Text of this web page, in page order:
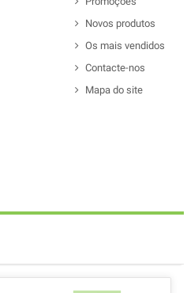
Novos produtos
Os mais vendidos
Contacte-nos
Mapa do site